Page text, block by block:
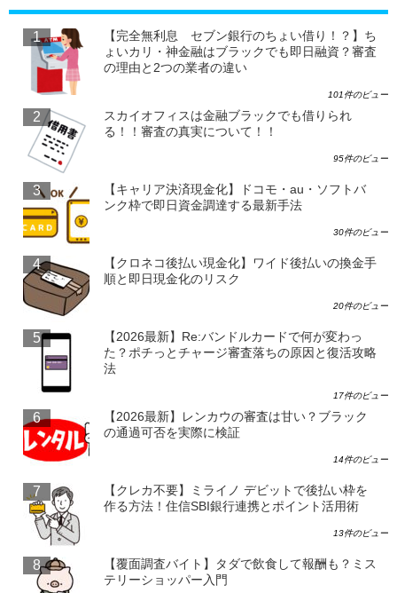
【完全無利息 セブン銀行のちょい借り！？】ち
ょいカリ・神金融はブラックでも即日融資？審査
の理由と2つの業者の違い
101件のビュー
スカイオフィスは金融ブラックでも借りられ
る！！審査の真実について！！
95件のビュー
【キャリア決済現金化】ドコモ・au・ソフトバ
ンク枠で即日資金調達する最新手法
30件のビュー
【クロネコ後払い現金化】ワイド後払いの換金手
順と即日現金化のリスク
20件のビュー
【2026最新】Re:バンドルカードで何が変わっ
た？ポチっとチャージ審査落ちの原因と復活攻略
法
17件のビュー
【2026最新】レンカウの審査は甘い？ブラック
の通過可否を実際に検証
14件のビュー
【クレカ不要】ミライノ デビットで後払い枠を
作る方法！住信SBI銀行連携とポイント活用術
13件のビュー
【覆面調査バイト】タダで飲食して報酬も？ミス
テリーショッパー入門